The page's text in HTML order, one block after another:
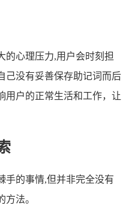
的心理压力,用户会时刻担
己没有妥善保存助记词而后
用户的正常生活和工作，让
手的事情,但并非完全没有
法。